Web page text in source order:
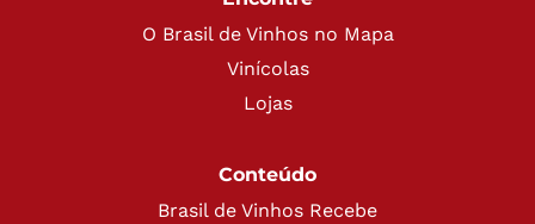
O Brasil de Vinhos no Mapa
Vinícolas
Lojas
Conteúdo
Brasil de Vinhos Recebe